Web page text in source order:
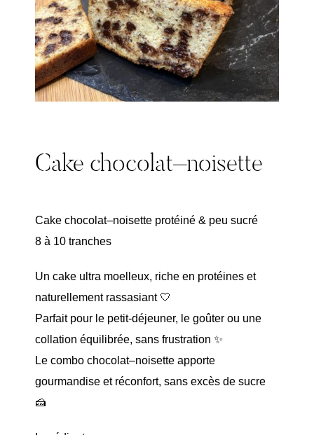
Cake chocolat–noisette
Cake chocolat–noisette protéiné & peu sucré
8 à 10 tranches
Un cake ultra moelleux, riche en protéines et
naturellement rassasiant 🤍
Parfait pour le petit-déjeuner, le goûter ou une
collation équilibrée, sans frustration ✨
Le combo chocolat–noisette apporte
gourmandise et réconfort, sans excès de sucre
🍰